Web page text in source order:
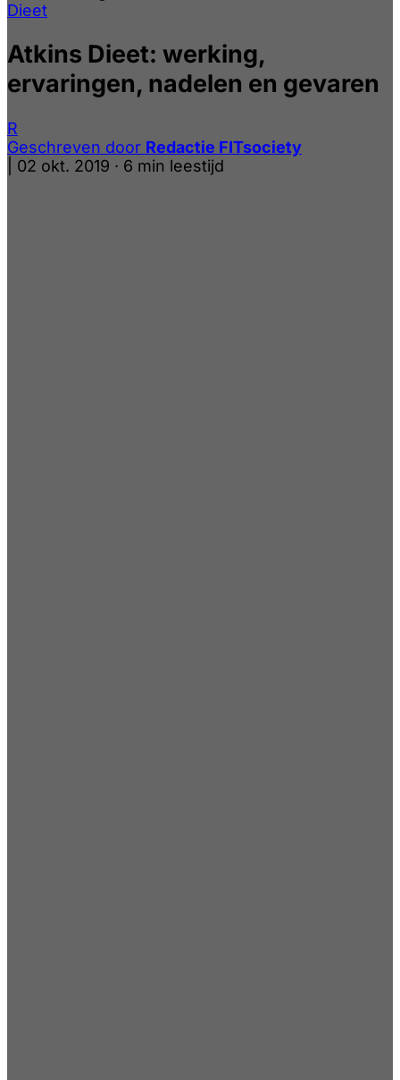
Dieet
Atkins Dieet: werking,
ervaringen, nadelen en gevaren
R
Geschreven door Redactie FITsociety
02 okt. 2019 · 6 min leestijd